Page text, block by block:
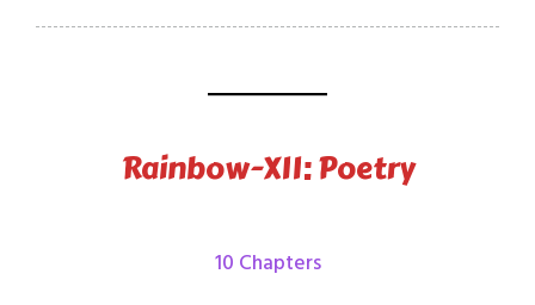
Rainbow-XII: Poetry
10 Chapters